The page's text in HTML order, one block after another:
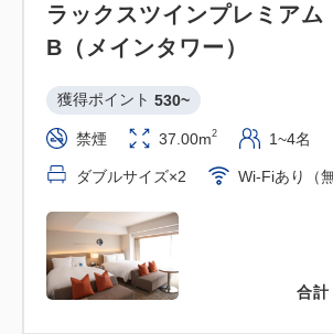
合計
ラックスツインプレミア
B（メインタワー）
獲得ポイント 530~
禁煙 37.00m2 1~4名
ダブルサイズ×2 Wi-Fiあり（無